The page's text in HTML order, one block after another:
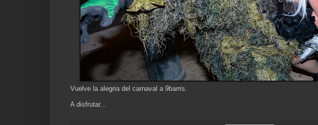
Vuelve la alegria del carnaval a 9barris.
A disfrutar...